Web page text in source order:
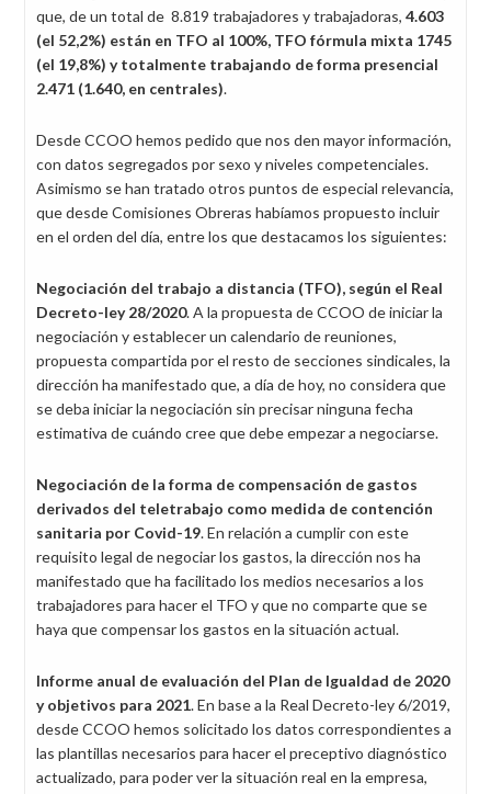
que, de un total de 8.819 trabajadores y trabajadoras, 4.603
(el 52,2%) están en TFO al 100%, TFO fórmula mixta 1745
(el 19,8%) y totalmente trabajando de forma presencial
2.471 (1.640, en centrales).
Desde CCOO hemos pedido que nos den mayor información,
con datos segregados por sexo y niveles competenciales.
Asimismo se han tratado otros puntos de especial relevancia,
que desde Comisiones Obreras habíamos propuesto incluir
en el orden del día, entre los que destacamos los siguientes:
Negociación del trabajo a distancia (TFO), según el Real
Decreto-ley 28/2020. A la propuesta de CCOO de iniciar la
negociación y establecer un calendario de reuniones,
propuesta compartida por el resto de secciones sindicales, la
dirección ha manifestado que, a día de hoy, no considera que
se deba iniciar la negociación sin precisar ninguna fecha
estimativa de cuándo cree que debe empezar a negociarse.
Negociación de la forma de compensación de gastos
derivados del teletrabajo como medida de contención
sanitaria por Covid-19. En relación a cumplir con este
requisito legal de negociar los gastos, la dirección nos ha
manifestado que ha facilitado los medios necesarios a los
trabajadores para hacer el TFO y que no comparte que se
haya que compensar los gastos en la situación actual.
Informe anual de evaluación del Plan de Igualdad de 2020
y objetivos para 2021. En base a la Real Decreto-ley 6/2019,
desde CCOO hemos solicitado los datos correspondientes a
las plantillas necesarios para hacer el preceptivo diagnóstico
actualizado, para poder ver la situación real en la empresa,